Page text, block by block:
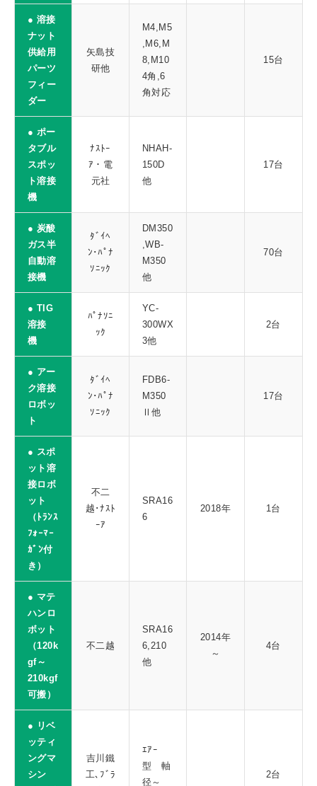
● 溶接
ナット
供給用
パーツ
フィー
ダー
矢島技
研他
M4,M5
,M6,M
8,M10
4角,6
角対応
15台
● ポー
タブル
スポッ
ト溶接
機
ﾅｽﾄｰ
ｱ・電
元社
NHAH-
150D
他
17台
● 炭酸
ガス半
自動溶
接機
ﾀﾞｲﾍ
ﾝ･ﾊﾟﾅ
ｿﾆｯｸ
DM350
,WB-
M350
他
70台
● TIG
溶接
機
ﾊﾟﾅｿﾆ
ｯｸ
YC-
300WX
3他
2台
● アー
ク溶接
ロボッ
ト
ﾀﾞｲﾍ
ﾝ･ﾊﾟﾅ
ｿﾆｯｸ
FDB6-
M350
Ⅱ他
17台
● スポ
ット溶
接ロボ
ット
（ﾄﾗﾝｽ
ﾌｫｰﾏｰ
ｶﾞﾝ付
き）
不二
越･ﾅｽﾄ
ｰｱ
SRA16
6
2018年 1台
● マテ
ハンロ
ボット
（120k
gf～
210kgf
可搬）
不二越
SRA16
6,210
他
2014年
～
4台
● リベ
ッティ
ングマ
シン
吉川鐵
工､ﾌﾞﾗ
ｴｱｰ
型 軸
径～
2台